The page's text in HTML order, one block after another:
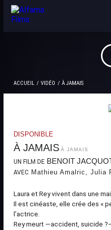
NOUS CONNAÎTRE
CONTACTS
ACCUEIL VIDÉO À JAMAIS
DISPONIBLE
À JAMAIS À JAMAIS
UN FILM DE BENOIT
AVEC Mathieu Amalric, Julia
Laura et Rey vivent dans une
Il est cinéaste, elle crée des «
l’actrice.
Rey meurt —accident, suicide